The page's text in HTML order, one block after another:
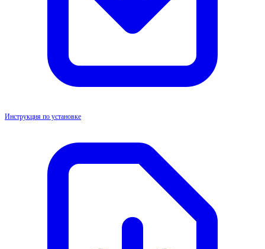
Инструкция по установке